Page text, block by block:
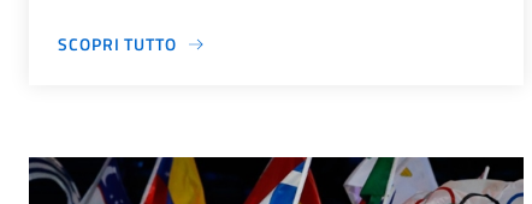
SCOPRI TUTTO